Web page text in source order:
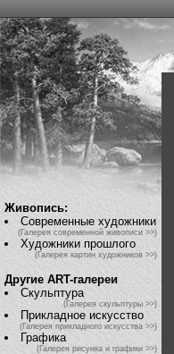
Живопись:
Современные художники
(Галерея современной живописи >>)
Художники прошлого
(Галерея картин художников >>)
Другие ART-галереи
Скульптура
(Галерея скульптуры >>)
Прикладное искусство
(Галерея прикладного искусства >>)
Графика
(Галерея рисунка и графики >>)